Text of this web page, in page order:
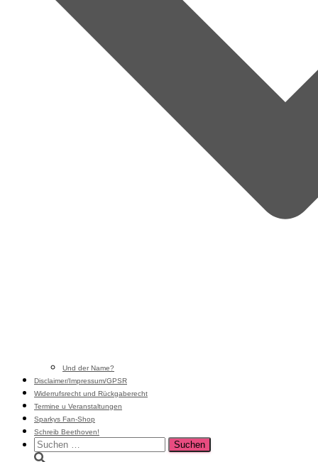
Und der Name?
Disclaimer/Impressum/GPSR
Widerrufsrecht und Rückgaberecht
Termine u Veranstaltungen
Sparkys Fan-Shop
Schreib Beethoven!
Suchen
nach: